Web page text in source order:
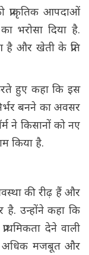
प्राकृतिक आपदाओं
भरोसा दिया है.
और खेती के प्रति
हुए कहा कि इस
बनने का अवसर
ने किसानों को नए
किया है.
की रीढ़ हैं और
है. उन्होंने कहा कि
देने वाली
अधिक मजबूत और